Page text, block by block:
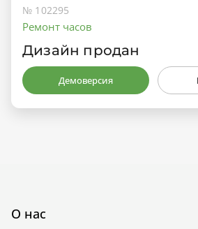
№ 102295
Ремонт часов
Дизайн продан
Демоверсия
О нас